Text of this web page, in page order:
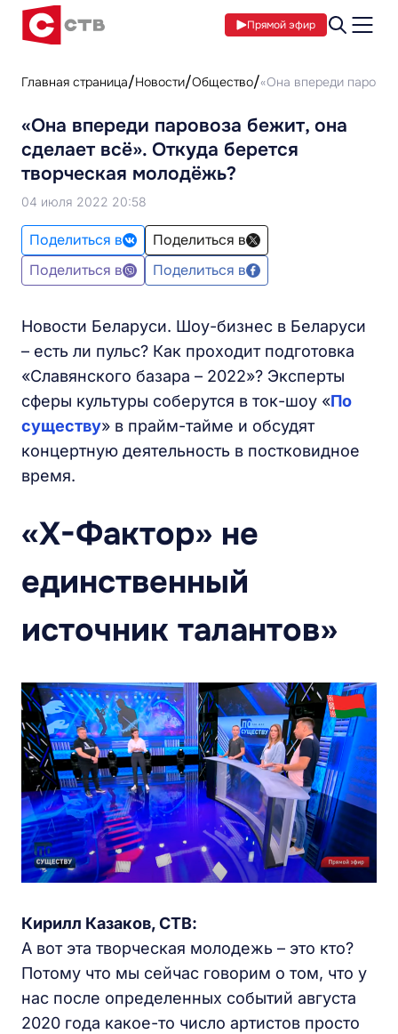
Прямой эфир
Главная страница Новости Общество «Она впереди
«Она впереди паровоза бежит, она
сделает всё». Откуда берется
творческая молодёжь?
04 июля 2022 20:58
Поделиться в
Поделиться в
Поделиться в
Поделиться в
Новости Беларуси. Шоу-бизнес в Беларуси
– есть ли пульс? Как проходит подготовка
«Славянского базара – 2022»? Эксперты
сферы культуры соберутся в ток-шоу «По
существу» в прайм-тайме и обсудят
концертную деятельность в постковидное
время.
«X-Фактор» не
единственный
источник талантов»
Кирилл Казаков, СТВ:
А вот эта творческая молодежь – это кто?
Потому что мы сейчас говорим о том, что у
нас после определенных событий августа
2020 года какое-то число артистов просто